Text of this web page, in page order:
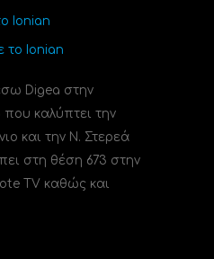
Ionian
το Ionian
Digea στην
που καλύπτει την
και την Ν. Στερεά
στη θέση 673 στην
TV καθώς και